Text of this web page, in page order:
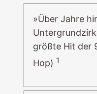
»Über Jahre
größte Hit der
Hop) 1